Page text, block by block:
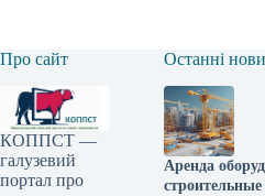
Про сайт
КОППСТ —
галузевий
портал про
Останні
Аренда
строительные